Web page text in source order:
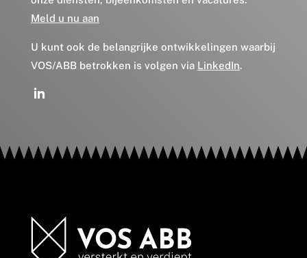
Meld u nu aan
U kunt ook de belangrijke ontwikkelingen waarbij
VOS/ABB betrokken is volgen via LinkedIn.